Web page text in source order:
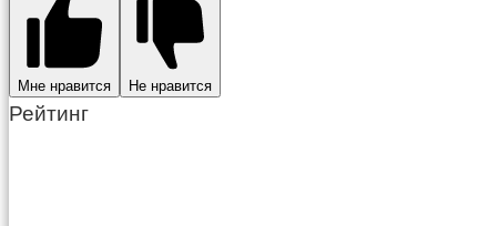
Мне нравится Не нравится
Рейтинг